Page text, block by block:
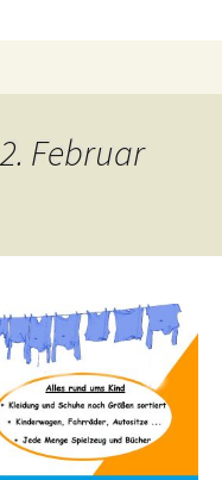
Februar